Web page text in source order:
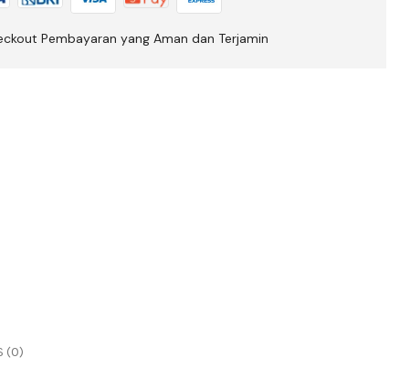
Pembayaran yang Aman dan Terjamin
(0)